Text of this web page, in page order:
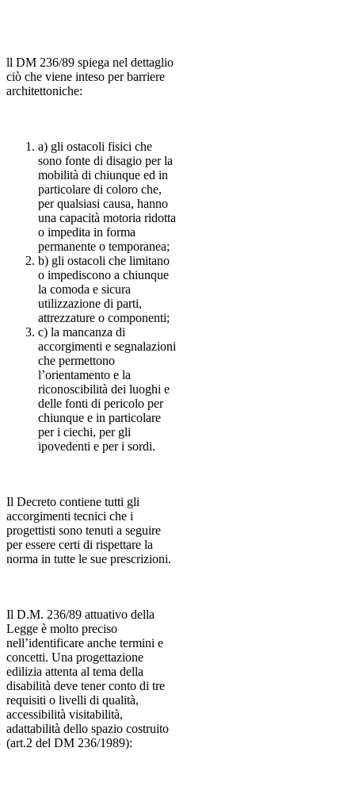
ll DM 236/89 spiega nel dettaglio
ciò che viene inteso per barriere
architettoniche:
a) gli ostacoli fisici che
sono fonte di disagio per la
mobilità di chiunque ed in
particolare di coloro che,
per qualsiasi causa, hanno
una capacità motoria ridotta
o impedita in forma
permanente o temporanea;
b) gli ostacoli che limitano
o impediscono a chiunque
la comoda e sicura
utilizzazione di parti,
attrezzature o componenti;
c) la mancanza di
accorgimenti e segnalazioni
che permettono
l’orientamento e la
riconoscibilità dei luoghi e
delle fonti di pericolo per
chiunque e in particolare
per i ciechi, per gli
ipovedenti e per i sordi.
Il Decreto contiene tutti gli
accorgimenti tecnici che i
progettisti sono tenuti a seguire
per essere certi di rispettare la
norma in tutte le sue prescrizioni.
Il D.M. 236/89 attuativo della
Legge è molto preciso
nell’identificare anche termini e
concetti. Una progettazione
edilizia attenta al tema della
disabilità deve tener conto di tre
requisiti o livelli di qualità,
accessibilità visitabilità,
adattabilità dello spazio costruito
(art.2 del DM 236/1989):